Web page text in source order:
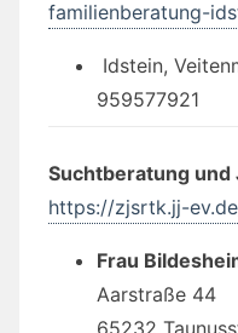
familienberatung-
Idstein,
959577921
Suchtberatung
https://zjsrtk.jj-
Frau
Aarstraße 44
65232